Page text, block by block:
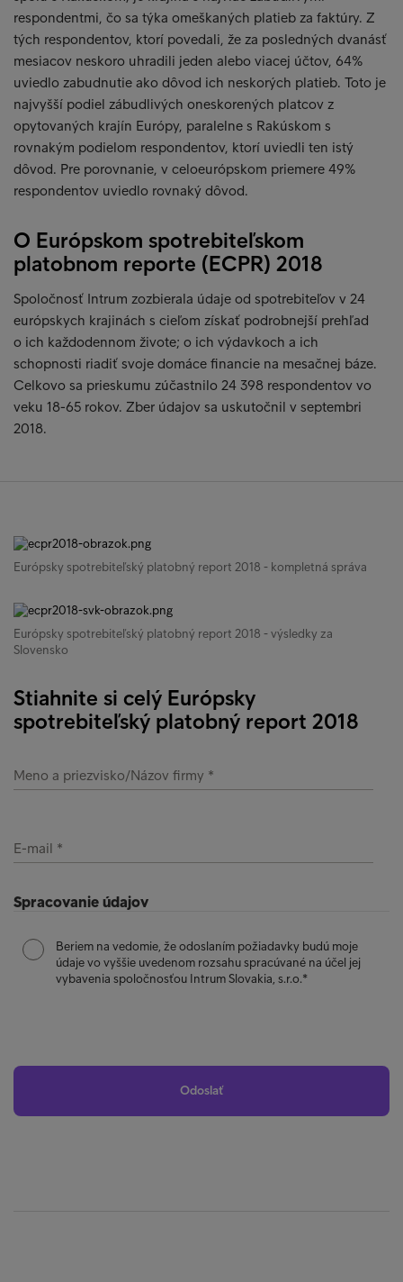
respondentmi, čo sa týka omeškaných platieb za faktúry. Z
tých respondentov, ktorí povedali, že za posledných dvanásť
mesiacov neskoro uhradili jeden alebo viacej účtov, 64%
uviedlo zabudnutie ako dôvod ich neskorých platieb. Toto je
najvyšší podiel zábudlivých oneskorených platcov z
opytovaných krajín Európy, paralelne s Rakúskom s
rovnakým podielom respondentov, ktorí uviedli ten istý
dôvod. Pre porovnanie, v celoeurópskom priemere 49%
respondentov uviedlo rovnaký dôvod.
O Európskom spotrebiteľskom
platobnom reporte (ECPR) 2018
Spoločnosť Intrum zozbierala údaje od spotrebiteľov v 24
európskych krajinách s cieľom získať podrobnejší prehľad
o ich každodennom živote; o ich výdavkoch a ich
schopnosti riadiť svoje domáce financie na mesačnej báze.
Celkovo sa prieskumu zúčastnilo 24 398 respondentov vo
veku 18-65 rokov. Zber údajov sa uskutočnil v septembri
2018.
Európsky spotrebiteľský platobný report 2018 - kompletná správa
Európsky spotrebiteľský platobný report 2018 - výsledky za
Slovensko
Stiahnite si celý Európsky
spotrebiteľský platobný report 2018
Meno a priezvisko/Názov firmy
E-mail
Spracovanie údajov
Beriem na vedomie, že odoslaním požiadavky budú moje
údaje vo vyššie uvedenom rozsahu spracúvané na účel jej
vybavenia spoločnosťou Intrum Slovakia, s.r.o.